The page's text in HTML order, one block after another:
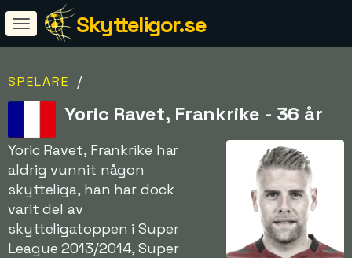
Skytteligor.se
SPELARE /
Yoric Ravet, Frankrike - 36 år
Yoric Ravet, Frankrike har
aldrig vunnit någon
skytteliga, han har dock
varit del av
skytteligatoppen i Super
League 2013/2014, Super